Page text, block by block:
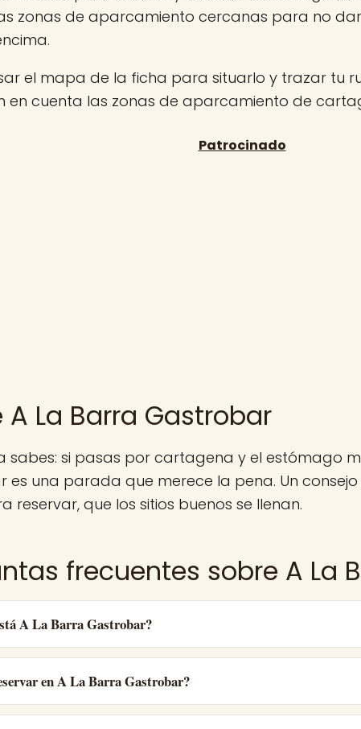
zonas de aparcamiento cercanas para no
el mapa de la ficha para situarlo y trazar tu
en cuenta las zonas de aparcamiento de
A La Barra Gastrobar
sabes: si pasas por cartagena y el estómago
es una parada que merece la pena. Un
reservar, que los sitios buenos se llenan.
frecuentes sobre A La
A La Barra Gastrobar?
en A La Barra Gastrobar?